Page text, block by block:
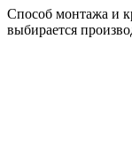
Способ монтажа и
выбирается